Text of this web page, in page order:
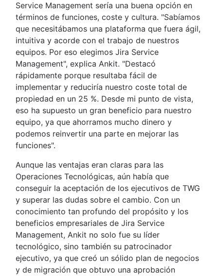
Service Management sería una buena opción en
términos de funciones, coste y cultura. "Sabíamos
que necesitábamos una plataforma que fuera ágil,
intuitiva y acorde con el trabajo de nuestros
equipos. Por eso elegimos Jira Service
Management", explica Ankit. "Destacó
rápidamente porque resultaba fácil de
implementar y reduciría nuestro coste total de
propiedad en un 25 %. Desde mi punto de vista,
eso ha supuesto un gran beneficio para nuestro
equipo, ya que ahorramos mucho dinero y
podemos reinvertir una parte en mejorar las
funciones".
Aunque las ventajas eran claras para las
Operaciones Tecnológicas, aún había que
conseguir la aceptación de los ejecutivos de TWG
y superar las dudas sobre el cambio. Con un
conocimiento tan profundo del propósito y los
beneficios empresariales de Jira Service
Management, Ankit no solo fue su líder
tecnológico, sino también su patrocinador
ejecutivo, ya que creó un sólido plan de negocios
y de migración que obtuvo una aprobación